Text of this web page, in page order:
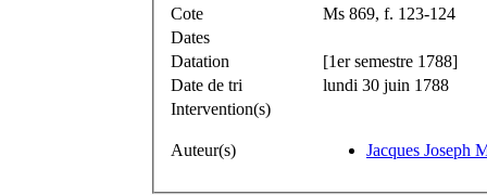
Cote
Ms 869, f. 123-124
Dates
Datation
[1er semestre 1788]
Date de tri
lundi 30 juin 1788
Intervention(s)
Auteur(s) Jacques Joseph